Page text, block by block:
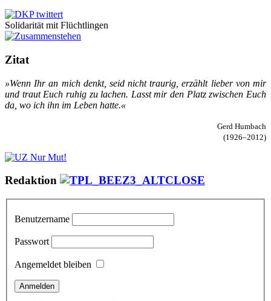
Solidarität mit Flüchtlingen
Zitat
»Wenn Ihr an mich denkt, seid nicht trau­rig, er­zählt lie­ber von mir
und traut Euch ru­hig zu la­chen. Lasst mir den Platz zwi­schen Euch
da, wo ich ihn im Le­ben hat­te.«
Gerd Humbach
(1926–2012)
Redaktion
Benutzername
Passwort
Angemeldet bleiben